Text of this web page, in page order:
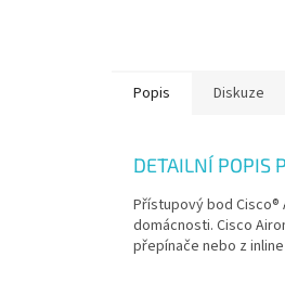
Popis Diskuze
DETAILNÍ POPIS
Přístupový bod
domácnosti. Cisco
přepínače nebo z